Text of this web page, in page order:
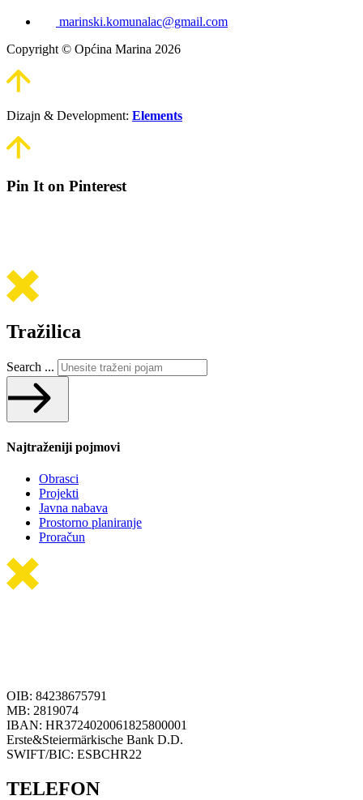
marinski.komunalac@gmail.com
Copyright © Općina Marina 2026
Dizajn & Development: Elements
Pin It on Pinterest
Tražilica
Search ...
Najtraženiji pojmovi
Obrasci
Projekti
Javna nabava
Prostorno planiranje
Proračun
OIB: 84238675791
MB: 2819074
IBAN: HR3724020061825800001
Erste&Steiermärkische Bank D.D.
SWIFT/BIC: ESBCHR22
TELEFON